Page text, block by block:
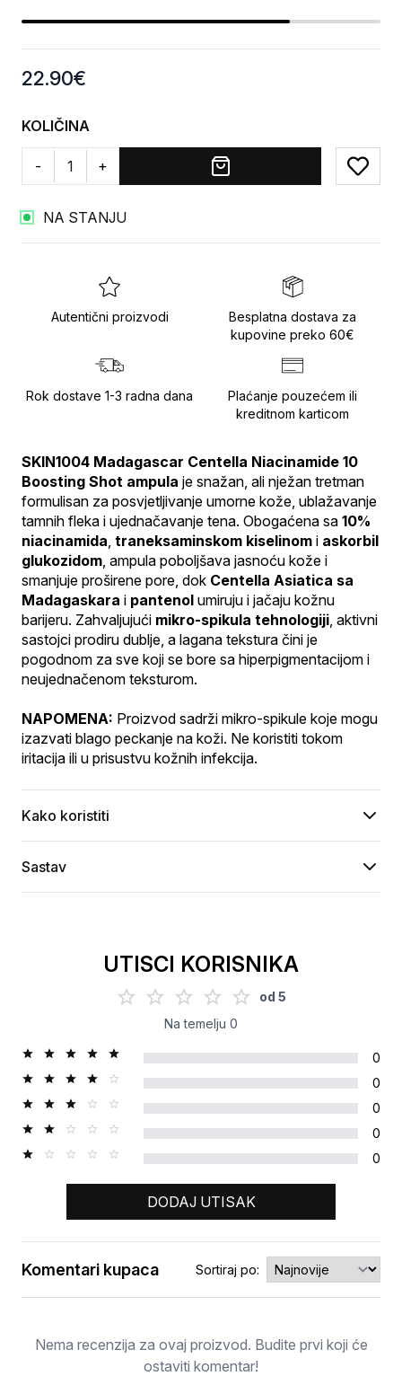
Product information
22.90€
KOLIČINA
- +
Add
NA STANJU
Autentični proizvodi
Besplatna dostava za
kupovine preko 60€
Rok dostave 1-3 radna dana
Plaćanje pouzećem ili
kreditnom karticom
SKIN1004 Madagascar Centella Niacinamide 10
Boosting Shot ampula je snažan, ali nježan tretman
formulisan za posvjetljivanje umorne kože, ublažavanje
tamnih fleka i ujednačavanje tena. Obogaćena sa 10%
niacinamida, traneksaminskom kiselinom i askorbil
glukozidom, ampula poboljšava jasnoću kože i
smanjuje proširene pore, dok Centella Asiatica sa
Madagaskara i pantenol umiruju i jačaju kožnu
barijeru. Zahvaljujući mikro-spikula tehnologiji, aktivni
sastojci prodiru dublje, a lagana tekstura čini je
pogodnom za sve koji se bore sa hiperpigmentacijom i
neujednačenom teksturom.
NAPOMENA: Proizvod sadrži mikro-spikule koje mogu
izazvati blago peckanje na koži. Ne koristiti tokom
iritacija ili u prisustvu kožnih infekcija.
Kako koristiti
Sastav
UTISCI KORISNIKA
od 5
Na temelju 0
0
0
0
0
0
DODAJ UTISAK
Ocjena
Komentari kupaca Sortiraj po:
Nema recenzija za ovaj proizvod. Budite prvi koji će
ostaviti komentar!